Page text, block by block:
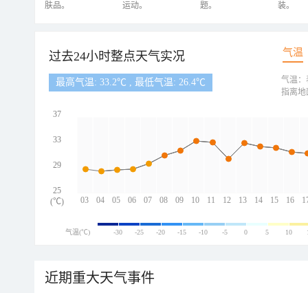
肤品。
运动。
题。
装。
过去24小时整点天气实况 气温
最高气温: 33.2℃ , 最低气温: 26.4℃
03 04 05 06 07 08 09 10 11 12 13 14 15 16
37
33
29
25
(℃)
气温：
指离地
气温(℃) -30 -25 -20 -15 -10 -5 0 5 10
近期重大天气事件